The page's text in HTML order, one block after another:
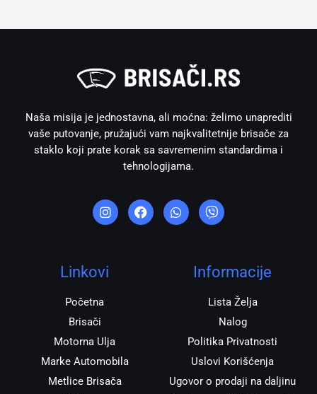
Naša misija je jednostavna, ali moćna: želimo unaprediti
vaše putovanje, pružajući vam najkvalitetnije brisače za
staklo koji prate korak sa savremenim standardima i
tehnologijama.
n
s
t
r
a
a
c
e
h
a
t
i
b
e
Linkovi
Početna
Brisači
Motorna Ulja
Marke Automobila
Metlice Brisača
Informacije
Lista Želja
Nalog
Politika Privatnosti
Uslovi Korišćenja
Ugovor o prodaji na daljinu